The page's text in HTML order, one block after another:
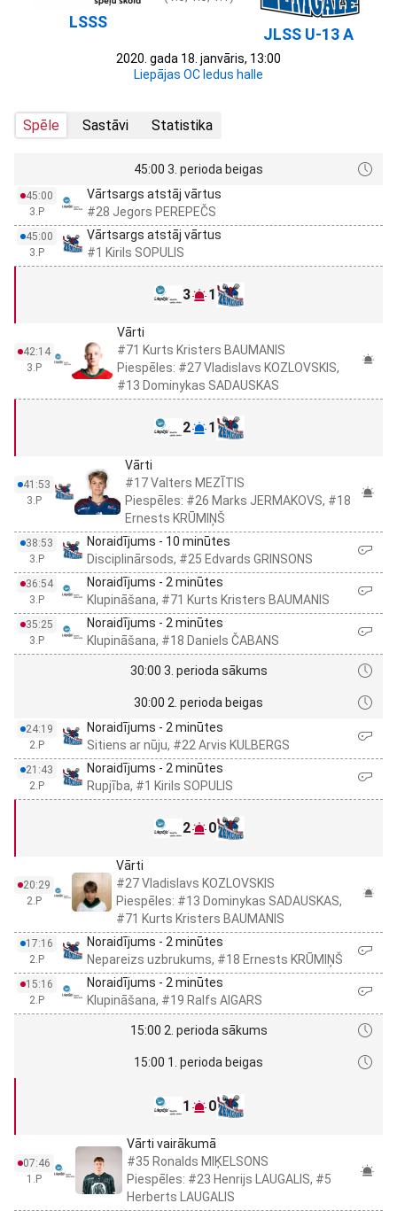
LSSS
JLSS U-13 A
2020. gada 18. janvāris, 13:00
Liepājas OC ledus halle
Spēle Sastāvi Statistika
45:00 3. perioda beigas
45:00
3.P
Vārtsargs atstāj vārtus
#28 Jegors PEREPEČS
45:00
3.P
Vārtsargs atstāj vārtus
#1 Kirils SOPULIS
3 1
42:14
3.P
Vārti
#71 Kurts Kristers BAUMANIS
Piespēles: #27 Vladislavs KOZLOVSKIS,
#13 Dominykas SADAUSKAS
2 1
41:53
3.P
Vārti
#17 Valters MEZĪTIS
Piespēles: #26 Marks JERMAKOVS, #18
Ernests KRŪMIŅŠ
38:53
3.P
Noraidījums - 10 minūtes
Disciplinārsods, #25 Edvards GRINSONS
36:54
3.P
Noraidījums - 2 minūtes
Klupināšana, #71 Kurts Kristers BAUMANIS
35:25
3.P
Noraidījums - 2 minūtes
Klupināšana, #18 Daniels ČABANS
30:00 3. perioda sākums
30:00 2. perioda beigas
24:19
2.P
Noraidījums - 2 minūtes
Sitiens ar nūju, #22 Arvis KULBERGS
21:43
2.P
Noraidījums - 2 minūtes
Rupjība, #1 Kirils SOPULIS
2 0
20:29
2.P
Vārti
#27 Vladislavs KOZLOVSKIS
Piespēles: #13 Dominykas SADAUSKAS,
#71 Kurts Kristers BAUMANIS
17:16
2.P
Noraidījums - 2 minūtes
Nepareizs uzbrukums, #18 Ernests KRŪMIŅŠ
15:16
2.P
Noraidījums - 2 minūtes
Klupināšana, #19 Ralfs AIGARS
15:00 2. perioda sākums
15:00 1. perioda beigas
1 0
07:46
1.P
Vārti vairākumā
#35 Ronalds MIĶELSONS
Piespēles: #23 Henrijs LAUGALIS, #5
Herberts LAUGALIS